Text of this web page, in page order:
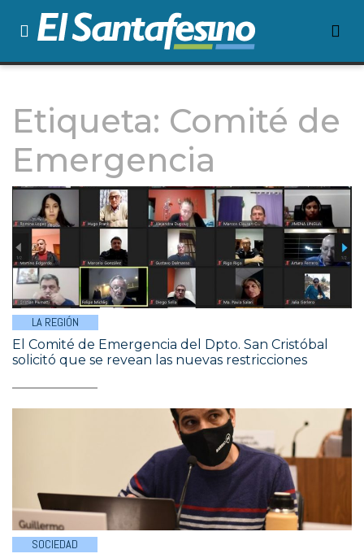
Etiqueta: Comité de
Emergencia
LA REGIÓN
El Comité de Emergencia del Dpto. San Cristóbal
solicitó que se revean las nuevas restricciones
SOCIEDAD